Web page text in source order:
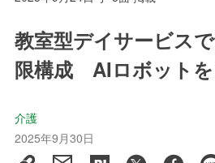
教室型デイサービス
限構成 AIロボット
介護
2025年9月30日